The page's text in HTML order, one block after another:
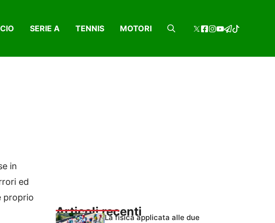
SERIE A TENNIS MOTORI
in
ed
proprio
Articoli recentiLa fisica applicata alle due